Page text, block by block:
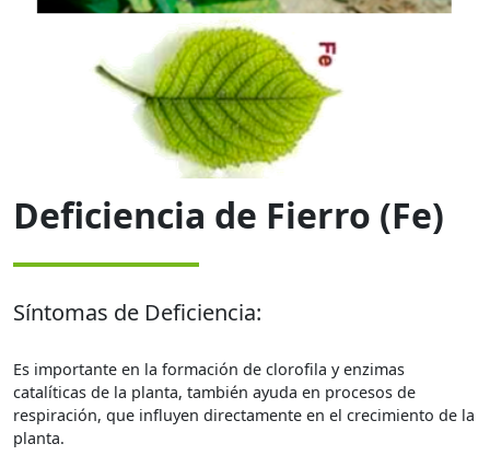
Deficiencia de Fierro (Fe)
Síntomas de Deficiencia:
Es importante en la formación de clorofila y enzimas
catalíticas de la planta, también ayuda en procesos de
respiración, que influyen directamente en el crecimiento de la
planta.